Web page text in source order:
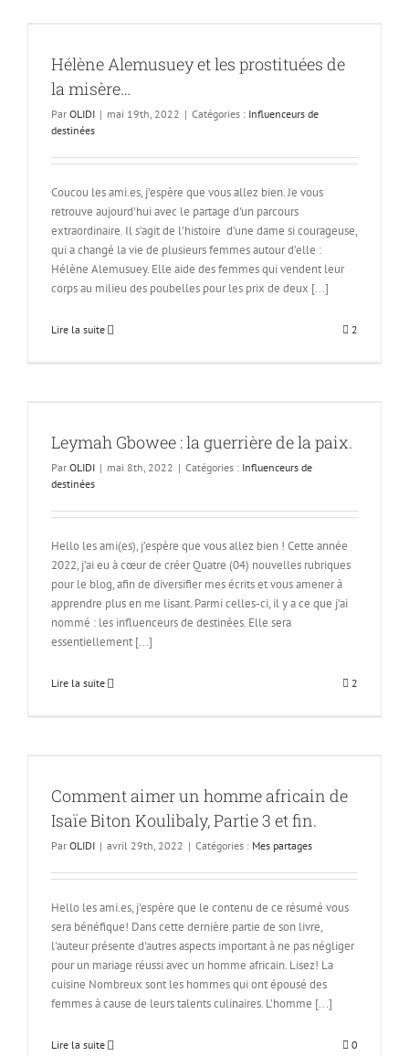
Hélène Alemusuey et les prostituées de
la misère…
Par OLIDI | mai 19th, 2022 | Catégories : Influenceurs de
destinées
Coucou les ami.es, j’espère que vous allez bien. Je vous
retrouve aujourd’hui avec le partage d'un parcours
extraordinaire. Il s’agit de l’histoire d’une dame si courageuse,
qui a changé la vie de plusieurs femmes autour d’elle :
Hélène Alemusuey. Elle aide des femmes qui vendent leur
corps au milieu des poubelles pour les prix de deux [...]
Lire la suite 2
Leymah Gbowee : la guerrière de la paix.
Par OLIDI | mai 8th, 2022 | Catégories : Influenceurs de
destinées
Hello les ami(es), j’espère que vous allez bien ! Cette année
2022, j’ai eu à cœur de créer Quatre (04) nouvelles rubriques
pour le blog, afin de diversifier mes écrits et vous amener à
apprendre plus en me lisant. Parmi celles-ci, il y a ce que j’ai
nommé : les influenceurs de destinées. Elle sera
essentiellement [...]
Lire la suite 2
Comment aimer un homme africain de
Isaïe Biton Koulibaly, Partie 3 et fin.
Par OLIDI | avril 29th, 2022 | Catégories : Mes partages
Hello les ami.es, j'espère que le contenu de ce résumé vous
sera bénéfique! Dans cette dernière partie de son livre,
l'auteur présente d'autres aspects important à ne pas négliger
pour un mariage réussi avec un homme africain. Lisez! La
cuisine Nombreux sont les hommes qui ont épousé des
femmes à cause de leurs talents culinaires. L’homme [...]
Lire la suite 0